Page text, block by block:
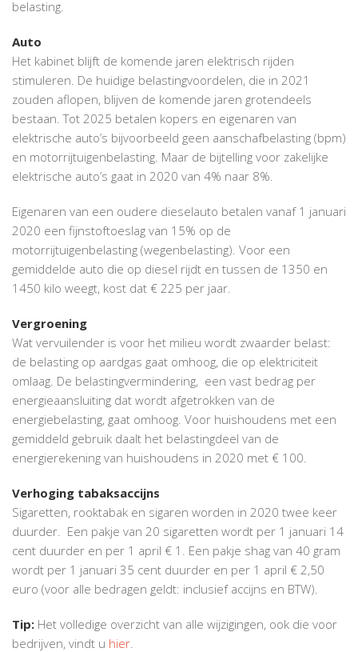
belasting.
Auto
Het kabinet blijft de komende jaren elektrisch rijden
stimuleren. De huidige belastingvoordelen, die in 2021
zouden aflopen, blijven de komende jaren grotendeels
bestaan. Tot 2025 betalen kopers en eigenaren van
elektrische auto’s bijvoorbeeld geen aanschafbelasting (bpm)
en motorrijtuigenbelasting. Maar de bijtelling voor zakelijke
elektrische auto’s gaat in 2020 van 4% naar 8%.
Eigenaren van een oudere dieselauto betalen vanaf 1 januari
2020 een fijnstoftoeslag van 15% op de
motorrijtuigenbelasting (wegenbelasting). Voor een
gemiddelde auto die op diesel rijdt en tussen de 1350 en
1450 kilo weegt, kost dat € 225 per jaar.
Vergroening
Wat vervuilender is voor het milieu wordt zwaarder belast:
de belasting op aardgas gaat omhoog, die op elektriciteit
omlaag. De belastingvermindering, een vast bedrag per
energieaansluiting dat wordt afgetrokken van de
energiebelasting, gaat omhoog. Voor huishoudens met een
gemiddeld gebruik daalt het belastingdeel van de
energierekening van huishoudens in 2020 met € 100.
Verhoging tabaksaccijns
Sigaretten, rooktabak en sigaren worden in 2020 twee keer
duurder. Een pakje van 20 sigaretten wordt per 1 januari 14
cent duurder en per 1 april € 1. Een pakje shag van 40 gram
wordt per 1 januari 35 cent duurder en per 1 april € 2,50
euro (voor alle bedragen geldt: inclusief accijns en BTW).
Tip: Het volledige overzicht van alle wijzigingen, ook die voor
bedrijven, vindt u hier